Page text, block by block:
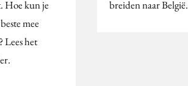
Hoe kun je
mee
Lees het
breiden naar België.